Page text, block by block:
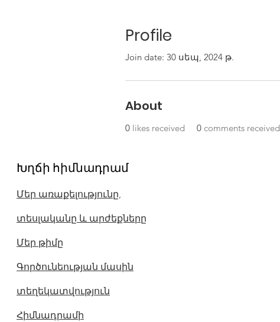
Profile
Join date: 30 սեպ, 2024 թ.
About
0 likes received 0 comments received
Խղճի հիմնադրամ
Մեր առաքելությունը,
տեսլականը և արժեքները
Մեր թիմը
Գործունեության մասին
տեղեկատվություն
Հիմնադրամի